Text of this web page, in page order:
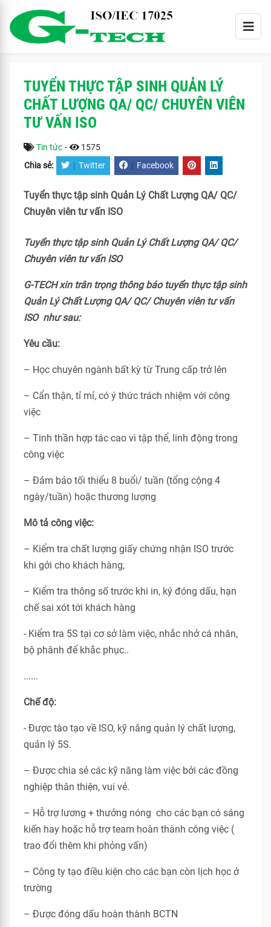
TUYỂN THỰC TẬP SINH QUẢN LÝ
CHẤT LƯỢNG QA/ QC/ CHUYÊN VIÊN
TƯ VẤN ISO
Tin tức - 1575
Chia sẻ: | Twitter | Facebook
Tuyển thực tập sinh Quản Lý Chất Lượng QA/ QC/
Chuyên viên tư vấn ISO
Tuyển thực tập sinh Quản Lý Chất Lượng QA/ QC/
Chuyên viên tư vấn ISO
G-TECH xin trân trọng thông báo tuyển thực tập sinh
Quản Lý Chất Lượng QA/ QC/ Chuyên viên tư vấn
ISO như sau:
Yêu cầu:
– Học chuyên ngành bất kỳ từ Trung cấp trở lên
– Cẩn thận, tỉ mỉ, có ý thức trách nhiệm với công
việc
– Tinh thần hợp tác cao vì tập thể, linh động trong
công việc
– Đảm bảo tối thiểu 8 buổi/ tuần (tổng cộng 4
ngày/tuần) hoặc thương lượng
Mô tả công việc:
– Kiểm tra chất lượng giấy chứng nhận ISO trước
khi gởi cho khách hàng,
– Kiểm tra thông số trước khi in, ký đóng dấu, hạn
chế sai xót tới khách hàng
- Kiểm tra 5S tại cơ sở làm việc, nhắc nhở cá nhân,
bộ phânh để khắc phục..
......
Chế độ:
- Được tào tạo về ISO, kỹ năng quản lý chất lượng,
quản lý 5S.
– Được chia sẻ các kỹ năng làm việc bởi các đồng
nghiệp thân thiện, vui vẻ.
– Hỗ trợ lương + thưởng nóng cho các bạn có sáng
kiến hay hoặc hỗ trợ team hoàn thành công việc (
trao đổi thêm khi phỏng vấn)
– Công ty tạo điều kiện cho các bạn còn lịch học ở
trường
– Được đóng dấu hoàn thành BCTN